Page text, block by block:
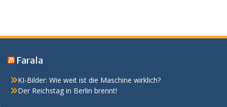
Farala
KI-Bilder: Wie weit ist die Maschine wirklich?
Der Reichstag in Berlin brennt!